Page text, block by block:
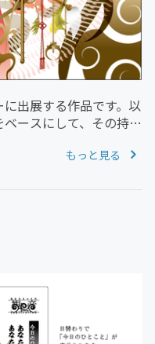
出展する作品です。以
ースにして、その持物
風神の弓」「梵天の
もっと見る